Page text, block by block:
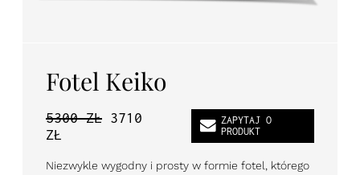
Fotel Keiko
5300 ZŁ 3710
ZŁ
ZAPYTAJ O
PRODUKT
Niezwykle wygodny i prosty w formie fotel, którego